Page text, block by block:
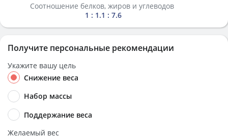
Соотношение белков, жиров и углеводов
1 : 1.1 : 7.6
Получите персональные рекомендации
Укажите вашу цель
Снижение веса
Набор массы
Поддержание веса
Желаемый вес